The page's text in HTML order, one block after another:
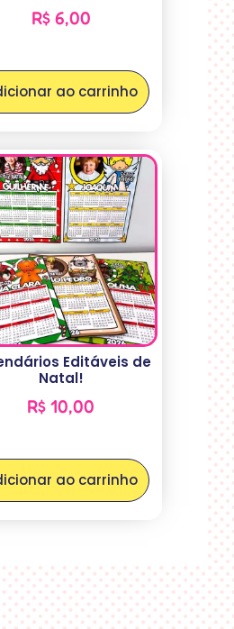
R$6,00
ao carrinho
Editáveis de
Natal!
R$ 10,00
ao carrinho